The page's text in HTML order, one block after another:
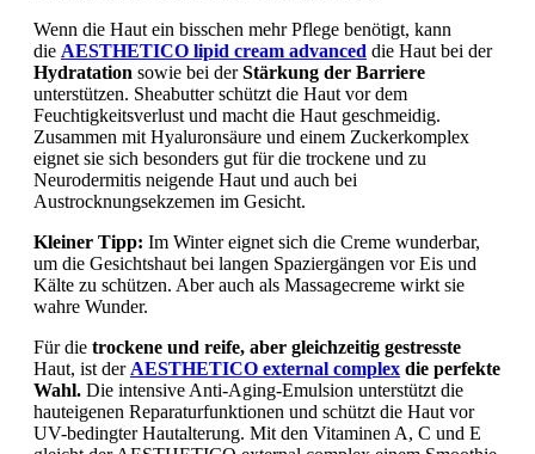
Wenn die Haut ein bisschen mehr Pflege benötigt, kann
die AESTHETICO lipid cream advanced die Haut bei der
Hydratation sowie bei derStärkung der Barriere
unterstützen. Sheabutter schützt die Haut vor dem
Feuchtigkeitsverlust und macht die Haut geschmeidig.
Zusammen mit Hyaluronsäure und einem Zuckerkomplex
eignet sie sich besonders gut für die trockene und zu
Neurodermitis neigende Haut und auch bei
Austrocknungsekzemen im Gesicht.
Kleiner Tipp: Im Winter eignet sich die Creme wunderbar,
um die Gesichtshaut bei langen Spaziergängen vor Eis und
Kälte zu schützen. Aber auch als Massagecreme wirkt sie
wahre Wunder.
Für die trockene und reife, aber gleichzeitig gestresste
Haut, ist der AESTHETICO external complex die perfekte
Wahl. Die intensive Anti-Aging-Emulsion unterstützt die
hauteigenen Reparaturfunktionen und schützt die Haut vor
UV-bedingter Hautalterung. Mit den Vitaminen A, C und E